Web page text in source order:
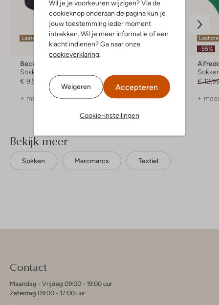
Wil je je voorkeuren wijzigen? Via de
cookieknop onderaan de pagina kun je
jouw toestemming ieder moment
intrekken. Wil je meer informatie of een
klacht indienen? Ga naar onze
cookieverklaring
Weigeren Accepteren
Cookie-instellingen
Laatste maten
Becksondergaard
Sokken
€ 9,95
+ meer kleuren
-55%
€
+
Bekijk meer
Sokken Marcmarcs Textiel
Contact
Maandag - Vrijdag 09:00 - 19:00 uur
Zaterdag 09:00 - 17:00 uur